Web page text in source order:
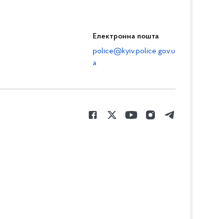
Електронна пошта
police@kyiv.police.gov.u
a